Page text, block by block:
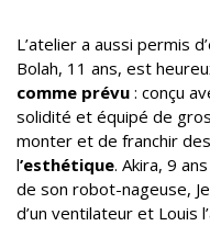
L’atelier a aussi permis
Bolah, 11 ans, est
comme prévu : conçu
solidité et équipé de
monter et de franchir
l’esthétique. Akira, 9
de son robot-nageuse,
d’un ventilateur et Louis